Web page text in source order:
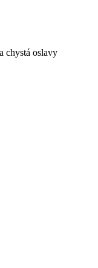
chystá oslavy